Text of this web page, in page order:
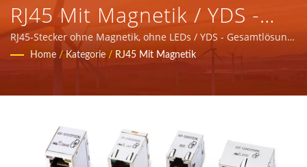
RJ45 Mit Magnetik / YDS -
Gesamtlösung Für
Magnetische Komponenten
Und Stromprodukte In
Bereitstellen.
RJ45-Stecker ohne Magnetik, ohne LEDs / YDS - Gesamtlösung
für magnetische Komponenten und Stromprodukte in
Home / Kategorie / RJ45 Mit Magnetik